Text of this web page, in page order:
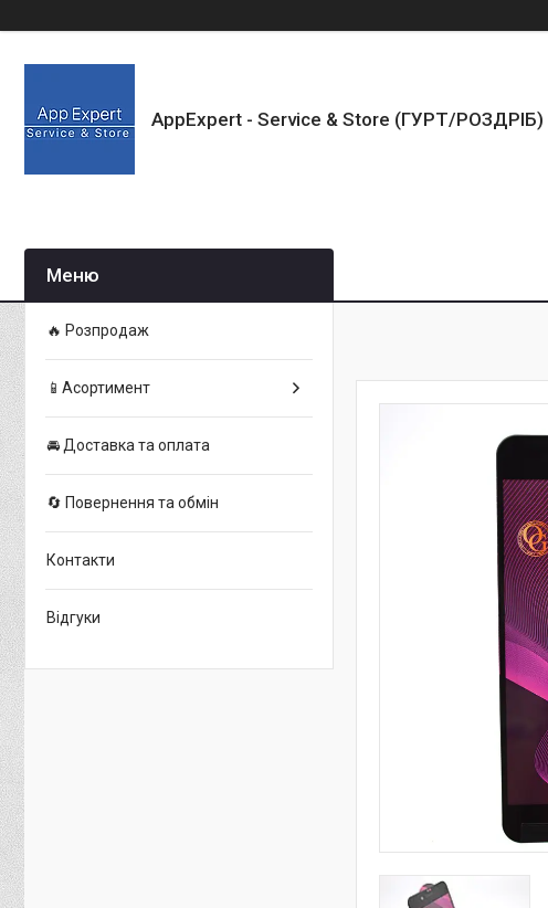
AppExpert - Service & Store (ГУРТ/РОЗДРІБ)
🔥 Розпродаж
📱Асортимент
🚘 Доставка та оплата
🔄 Повернення та обмін
Контакти
Відгуки